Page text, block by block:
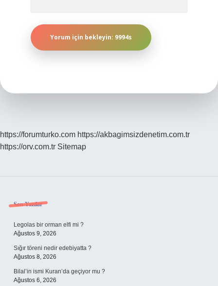
https://forumturko.com https://akbagimsizdenetim.com.tr
https://orv.com.tr Sitemap
Sidebar
Son Yazılar
Legolas bir orman elfi mi ?
Ağustos 9, 2026
Sığır töreni nedir edebiyatta ?
Ağustos 8, 2026
Bilal’in ismi Kuran’da geçiyor mu ?
Ağustos 6, 2026